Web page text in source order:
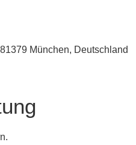
München, Deutschland